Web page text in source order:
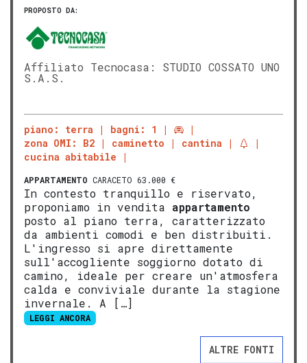
PROPOSTO DA:
Affiliato Tecnocasa: STUDIO COSSATO UNO
S.A.S.
piano: terra
bagni: 1
zona OMI: B2
caminetto
cantina
cucina abitabile
APPARTAMENTO CARACETO 63.000 €
In contesto tranquillo e riservato,
proponiamo in vendita appartamento
posto al piano terra, caratterizzato
da ambienti comodi e ben distribuiti.
L'ingresso si apre direttamente
sull'accogliente soggiorno dotato di
camino, ideale per creare un'atmosfera
calda e conviviale durante la stagione
invernale. A […]
LEGGI ANCORA
ALTRE FONTI